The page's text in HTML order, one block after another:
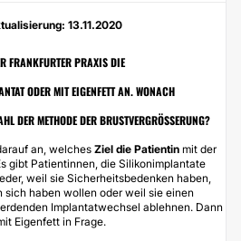
13.11.2020
FRANKFURTER PRAXIS DIE
ODER MIT EIGENFETT AN. WONACH E
METHODE DER BRUSTVERGRÖSSERUNG?
an, welches Ziel die Patientin mit der
gibt Patientinnen, die Silikonimplantate
weil sie Sicherheitsbedenken haben,
sich haben wollen oder weil sie einen
Implantatwechsel ablehnen. Dann
Eigenfett in Frage.